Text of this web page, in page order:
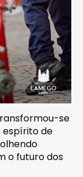
se
espírito de
o futuro dos